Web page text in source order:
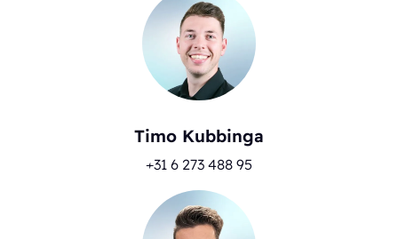
Timo Kubbinga
+31 6 273 488 95